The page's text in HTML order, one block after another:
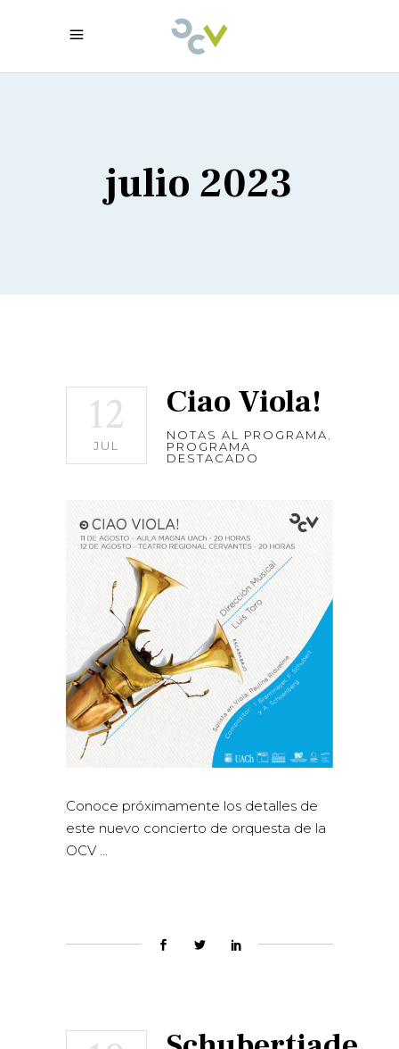
julio 2023
12
JUL
Ciao Viola!
NOTAS AL PROGRAMA
PROGRAMA
DESTACADO
Conoce próximamente los detalles de
este nuevo concierto de orquesta de la
OCV